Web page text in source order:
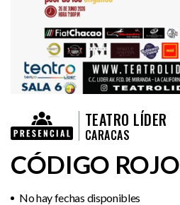
TEATRO LÍDER
CARACAS
CÓDIGO ROJO
No hay fechas disponibles